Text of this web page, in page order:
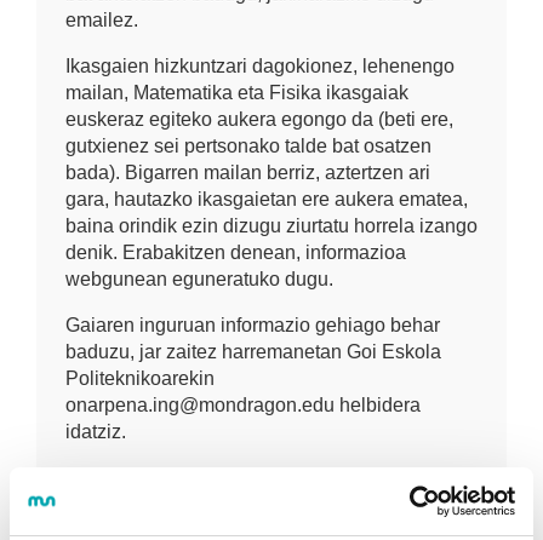
emailez.
Ikasgaien hizkuntzari dagokionez, lehenengo
mailan, Matematika eta Fisika ikasgaiak
euskeraz egiteko aukera egongo da (beti ere,
gutxienez sei pertsonako talde bat osatzen
bada). Bigarren mailan berriz, aztertzen ari
gara, hautazko ikasgaietan ere aukera ematea,
baina orindik ezin dizugu ziurtatu horrela izango
denik. Erabakitzen denean, informazioa
webgunean eguneratuko dugu.
Gaiaren inguruan informazio gehiago behar
baduzu, jar zaitez harremanetan Goi Eskola
Politeknikoarekin
onarpena.ing@mondragon.edu helbidera
idatziz.